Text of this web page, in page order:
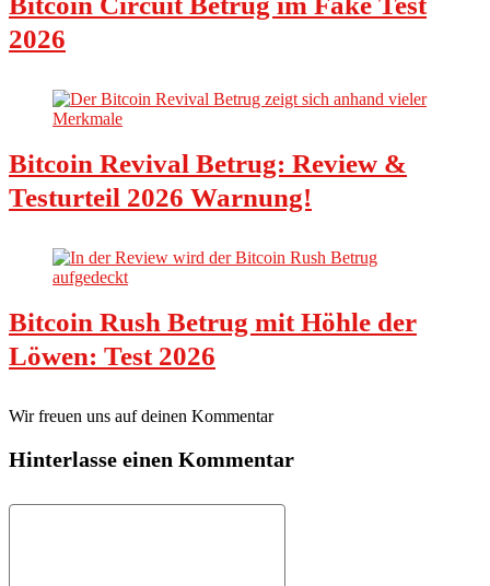
2026
Bitcoin Revival Betrug: Review &
Testurteil 2026 Warnung!
Bitcoin Rush Betrug mit Höhle der
Löwen: Test 2026
Wir freuen uns auf deinen Kommentar
Hinterlasse einen Kommentar